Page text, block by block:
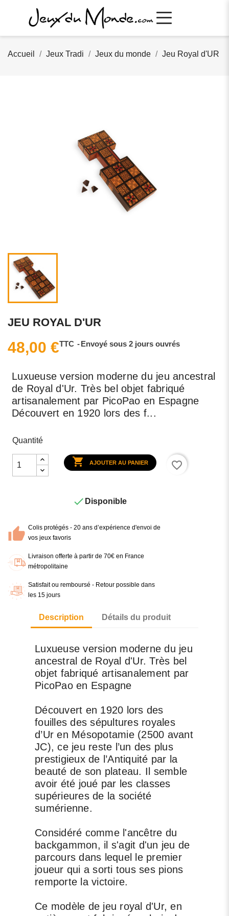
Accueil Jeux Tradi Jeux du monde Jeu Royal d'UR
JEU ROYAL D'UR
48,00 €TTC Envoyé sous 2 jours ouvrés
Luxueuse version moderne du jeu ancestral
de Royal d'Ur. Très bel objet fabriqué
artisanalement par PicoPao en Espagne
Découvert en 1920 lors des f...
Quantité
 AJOUTER AU PANIER favorite_border
 Disponible
Colis protégés - 20 ans d’expérience d'envoi de
vos jeux favoris
Livraison offerte à partir de 70€ en France
métropolitaine
Satisfait ou remboursé - Retour possible dans
les 15 jours
Description Détails du produit
Luxueuse version moderne du jeu
ancestral de Royal d'Ur. Très bel
objet fabriqué artisanalement par
PicoPao en Espagne
Découvert en 1920 lors des
fouilles des sépultures royales
d’Ur en Mésopotamie (2500 avant
JC), ce jeu reste l’un des plus
prestigieux de l’Antiquité par la
beauté de son plateau. Il semble
avoir été joué par les classes
supérieures de la société
sumérienne.
Considéré comme l'ancêtre du
backgammon, il s'agit d'un jeu de
parcours dans lequel le premier
joueur qui a sorti tous ses pions
remporte la victoire.
Ce modèle de jeu royal d'Ur, en